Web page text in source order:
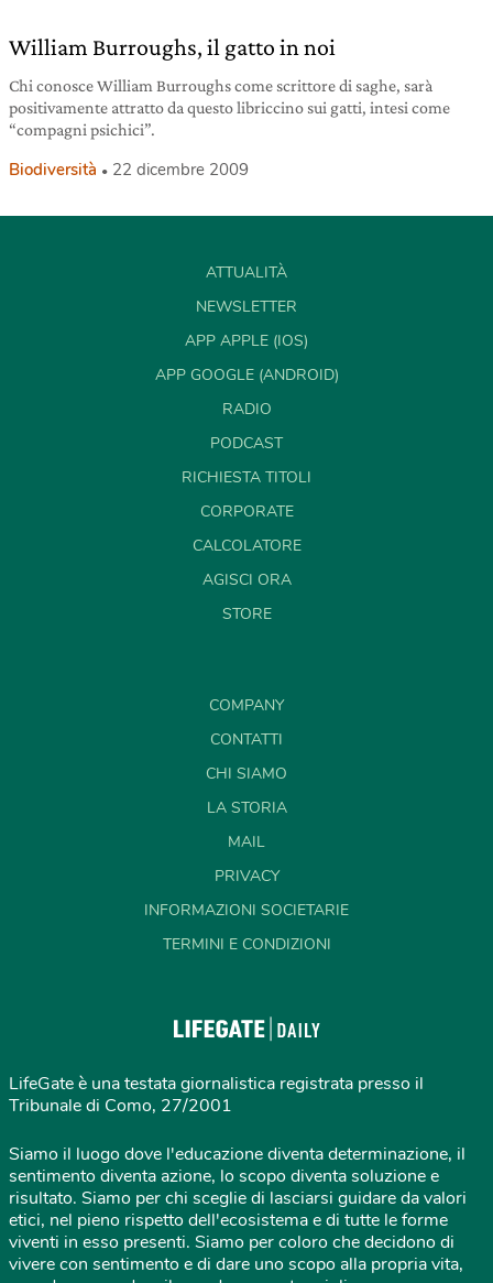
William Burroughs, il gatto in noi
Chi conosce William Burroughs come scrittore di saghe, sarà
positivamente attratto da questo libriccino sui gatti, intesi come
“compagni psichici”.
Biodiversità 22 dicembre 2009
ATTUALITÀ
NEWSLETTER
APP APPLE (IOS)
APP GOOGLE (ANDROID)
RADIO
PODCAST
RICHIESTA TITOLI
CORPORATE
CALCOLATORE
AGISCI ORA
STORE
COMPANY
CONTATTI
CHI SIAMO
LA STORIA
MAIL
PRIVACY
INFORMAZIONI SOCIETARIE
TERMINI E CONDIZIONI
LifeGate è una testata giornalistica registrata presso il
Tribunale di Como, 27/2001
Siamo il luogo dove l'educazione diventa determinazione, il
sentimento diventa azione, lo scopo diventa soluzione e
risultato. Siamo per chi sceglie di lasciarsi guidare da valori
etici, nel pieno rispetto dell'ecosistema e di tutte le forme
viventi in esso presenti. Siamo per coloro che decidono di
vivere con sentimento e di dare uno scopo alla propria vita,